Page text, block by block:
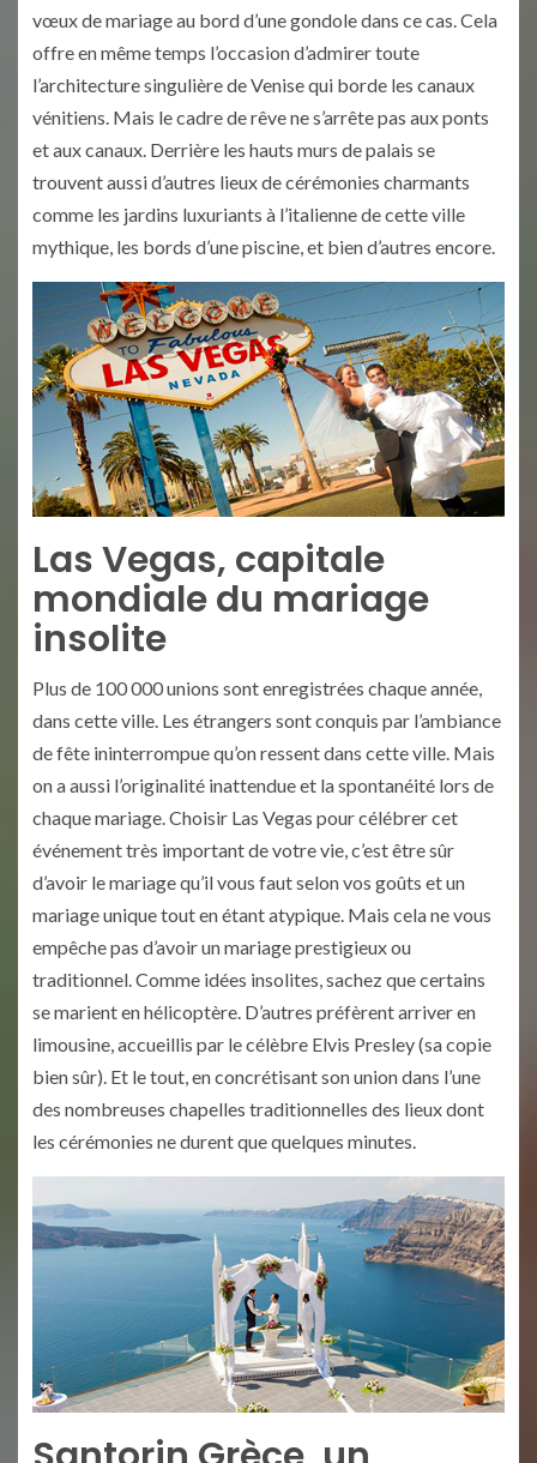
vœux de mariage au bord d’une gondole dans ce cas. Cela
offre en même temps l’occasion d’admirer toute
l’architecture singulière de Venise qui borde les canaux
vénitiens. Mais le cadre de rêve ne s’arrête pas aux ponts
et aux canaux. Derrière les hauts murs de palais se
trouvent aussi d’autres lieux de cérémonies charmants
comme les jardins luxuriants à l’italienne de cette ville
mythique, les bords d’une piscine, et bien d’autres encore.
Las Vegas, capitale
mondiale du mariage
insolite
Plus de 100 000 unions sont enregistrées chaque année,
dans cette ville. Les étrangers sont conquis par l’ambiance
de fête ininterrompue qu’on ressent dans cette ville. Mais
on a aussi l’originalité inattendue et la spontanéité lors de
chaque mariage. Choisir Las Vegas pour célébrer cet
événement très important de votre vie, c’est être sûr
d’avoir le mariage qu’il vous faut selon vos goûts et un
mariage unique tout en étant atypique. Mais cela ne vous
empêche pas d’avoir un mariage prestigieux ou
traditionnel. Comme idées insolites, sachez que certains
se marient en hélicoptère. D’autres préfèrent arriver en
limousine, accueillis par le célèbre Elvis Presley (sa copie
bien sûr). Et le tout, en concrétisant son union dans l’une
des nombreuses chapelles traditionnelles des lieux dont
les cérémonies ne durent que quelques minutes.